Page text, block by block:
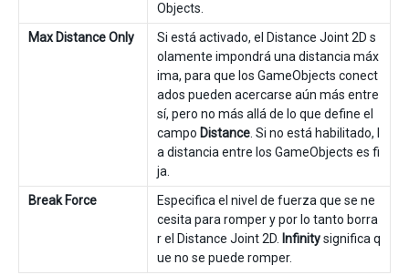
Objects.
Max Distance Only
Si está activado, el Distance Joint 2D s
olamente impondrá una distancia máx
ima, para que los GameObjects conect
ados pueden acercarse aún más entre
sí, pero no más allá de lo que define el
campo Distance. Si no está habilitado, l
a distancia entre los GameObjects es fi
ja.
Break Force
Especifica el nivel de fuerza que se ne
cesita para romper y por lo tanto borra
r el Distance Joint 2D. Infinitysignifica q
ue no se puede romper.